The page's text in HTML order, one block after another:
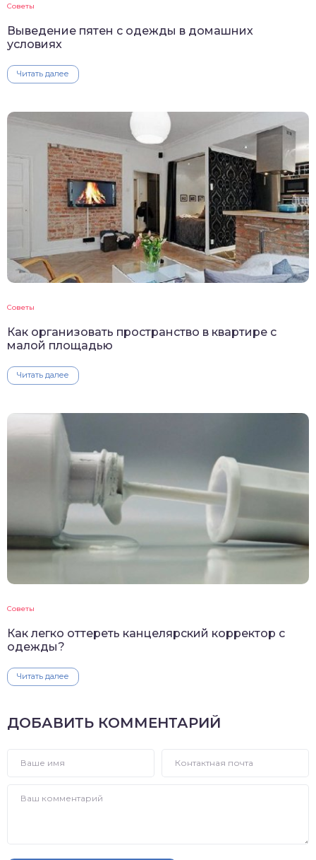
Советы
Выведение пятен с одежды в домашних
условиях
Читать далее
Советы
Как организовать пространство в квартире с
малой площадью
Читать далее
Советы
Как легко оттереть канцелярский корректор с
одежды?
Читать далее
ДОБАВИТЬ КОММЕНТАРИЙ